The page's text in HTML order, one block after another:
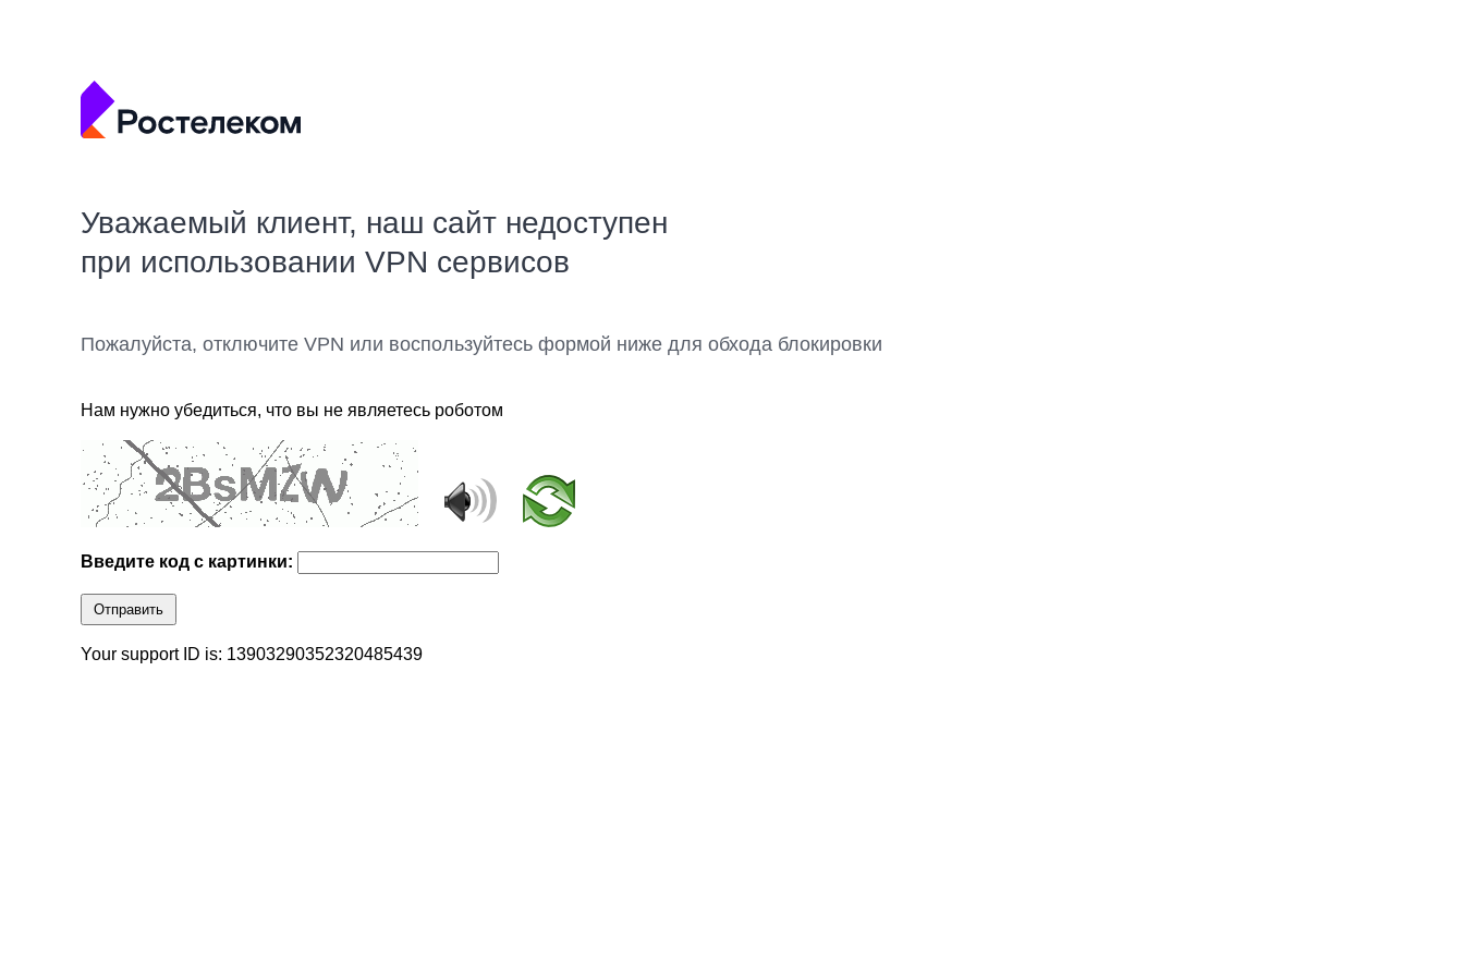
Уважаемый клиент, наш сайт недоступен
при использовании VPN сервисов
Пожалуйста, отключите VPN или воспользуйтесь формой ниже для обхода блокировки
Нам нужно убедиться, что вы не являетесь роботом
Введите код с картинки:
Отправить
Your support ID is: 13903290352320485439